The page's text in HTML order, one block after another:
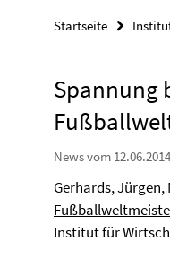
Startseite
Spannung
News vom 12.06.2014
Gerhards, Jürgen,
Institut für